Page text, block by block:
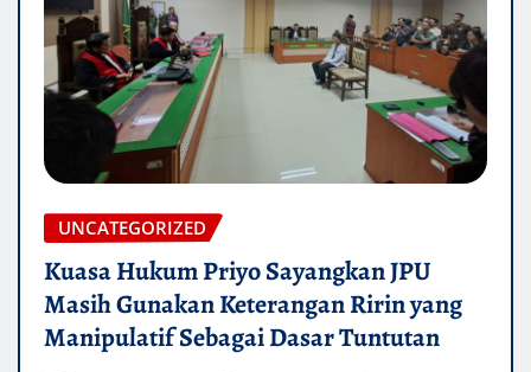
UNCATEGORIZED
Kuasa Hukum Priyo Sayangkan JPU
Masih Gunakan Keterangan Ririn yang
Manipulatif Sebagai Dasar Tuntutan